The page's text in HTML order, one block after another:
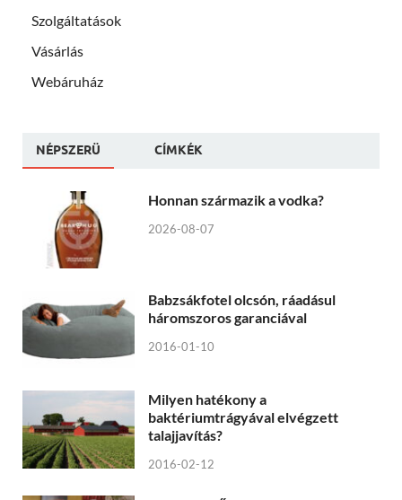
Szolgáltatások
Vásárlás
Webáruház
NÉPSZERÜ CÍMKÉK
Honnan származik a vodka?
2026-08-07
Babzsákfotel olcsón, ráadásul
háromszoros garanciával
2016-01-10
Milyen hatékony a
baktériumtrágyával elvégzett
talajjavítás?
2016-02-12